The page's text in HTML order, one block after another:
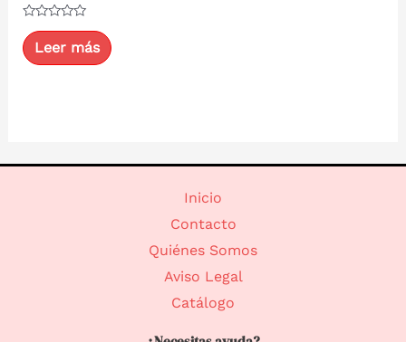
Valorado
con
0
de
Leer más
Inicio
Contacto
Quiénes Somos
Aviso Legal
Catálogo